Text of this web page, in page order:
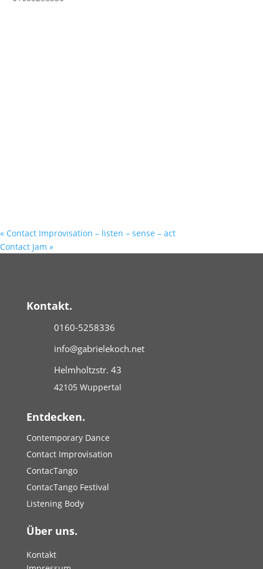
« Contact Improvisation – listen – sense – act
Contact Jam »
Kontakt.
0160-5258336
info@gabrielekoch.net
Helmholtzstr. 43
42105 Wuppertal
Entdecken.
Contemporary Dance
Contact Improvisation
ContacTango
ContacTango Festival
Listening Body
Über uns.
Kontakt